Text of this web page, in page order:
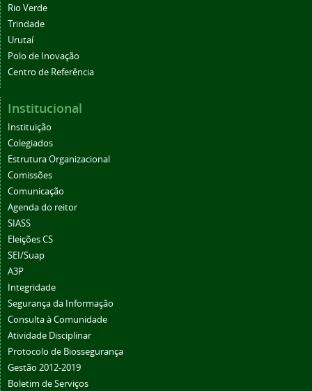
Rio Verde
Trindade
Urutaí
Polo de Inovação
Centro de Referência
Institucional
Instituição
Colegiados
Estrutura Organizacional
Comissões
Comunicação
Agenda do reitor
SIASS
Eleições CS
SEI/Suap
A3P
Integridade
Segurança da Informação
Consulta à Comunidade
Atividade Disciplinar
Protocolo de Biossegurança
Gestão 2012-2019
Boletim de Serviços